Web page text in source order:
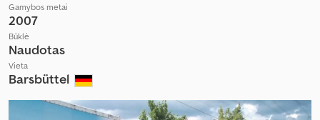
Gamybos metai
2007
Būklė
Naudotas
Vieta
Barsbüttel